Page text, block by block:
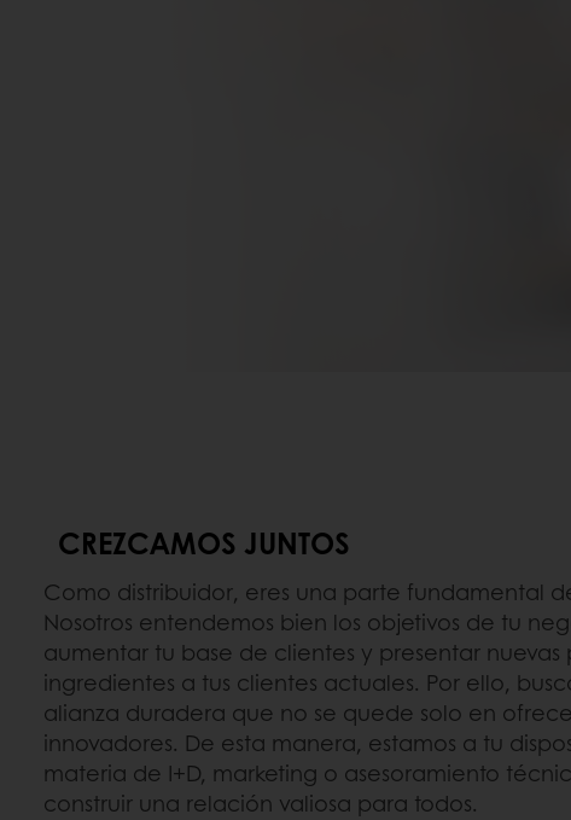
CREZCAMOS JUNTOS
Como distribuidor, eres una parte fundamental
Nosotros entendemos bien los objetivos de tu
aumentar tu base de clientes y presentar nuevas
ingredientes a tus clientes actuales. Por ello,
alianza duradera que no se quede solo en
innovadores. De esta manera, estamos a tu
materia de I+D, marketing o asesoramiento
construir una relación valiosa para todos.